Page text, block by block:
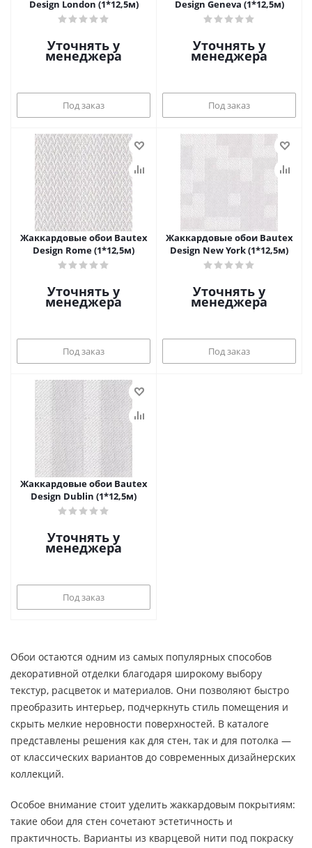
Design London (1*12,5м)
Уточнять у
менеджера
Под заказ
Design Geneva (1*12,5м)
Уточнять у
менеджера
Под заказ
Жаккардовые обои Bautex
Design Rome (1*12,5м)
Уточнять у
менеджера
Под заказ
Жаккардовые обои Bautex
Design New York (1*12,5м)
Уточнять у
менеджера
Под заказ
Жаккардовые обои Bautex
Design Dublin (1*12,5м)
Уточнять у
менеджера
Под заказ
Обои остаются одним из самых популярных способов
декоративной отделки благодаря широкому выбору
текстур, расцветок и материалов. Они позволяют быстро
преобразить интерьер, подчеркнуть стиль помещения и
скрыть мелкие неровности поверхностей. В каталоге
представлены решения как для стен, так и для потолка —
от классических вариантов до современных дизайнерских
коллекций.
Особое внимание стоит уделить жаккардовым покрытиям:
такие обои для стен сочетают эстетичность и
практичность. Варианты из кварцевой нити под покраску